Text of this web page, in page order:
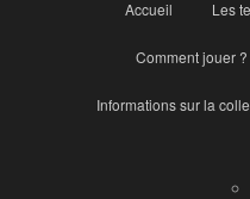
Accueil Les
Comment jouer ?
Informations sur la